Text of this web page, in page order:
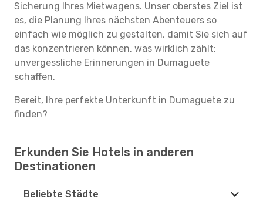
Sicherung Ihres Mietwagens. Unser oberstes Ziel ist
es, die Planung Ihres nächsten Abenteuers so
einfach wie möglich zu gestalten, damit Sie sich auf
das konzentrieren können, was wirklich zählt:
unvergessliche Erinnerungen in Dumaguete
schaffen.
Bereit, Ihre perfekte Unterkunft in Dumaguete zu
finden?
Erkunden Sie Hotels in anderen
Destinationen
Beliebte Städte